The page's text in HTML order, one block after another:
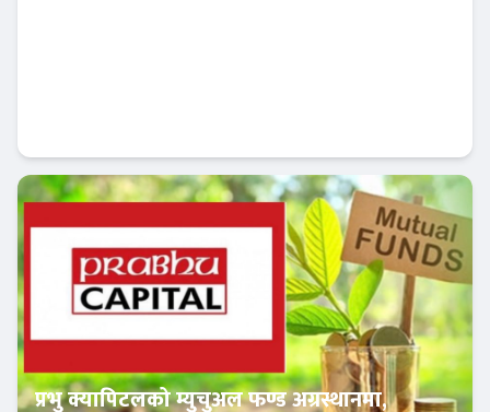
Banner News
प्रभु क्यापिटलको म्युचुअल फण्ड अग्रस्थानमा,